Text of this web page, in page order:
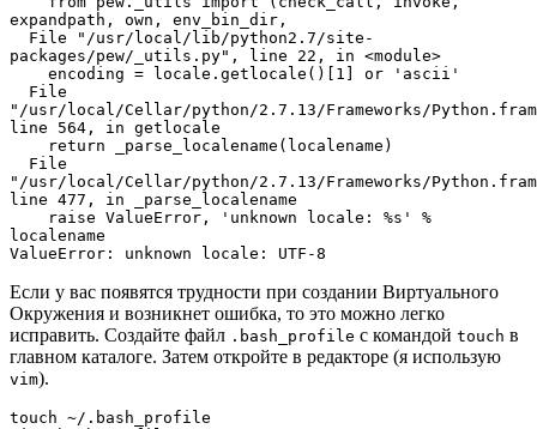
expandpath, own, env_bin_dir,
packages/pew/_utils.py", line 22, in <module>
    encoding = locale.getlocale()[1] or 'ascii'
"/usr/local/Cellar/python/2.7.13/Frameworks/
line 564, in getlocale
    return _parse_localename(localename)
"/usr/local/Cellar/python/2.7.13/Frameworks/
line 477, in _parse_localename
localename
ValueError: unknown locale: UTF-8
Если у вас появятся трудности при создании Виртуального
Окружения и возникнет ошибка, то это можно легко
исправить. Создайте файл .bash_profile с командой touch в
главном каталоге. Затем откройте в редакторе (я использую
vim).
touch ~/.bash_profile